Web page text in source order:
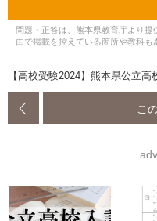
問題・正答は、熊本県教育庁より
由で掲載を控えている箇所や教科
【高校受験2024】熊本県公立
こ